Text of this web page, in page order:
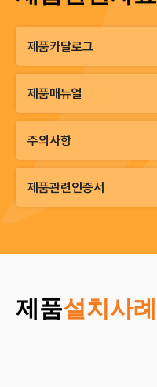
제품카달로그
제품매뉴얼
주의사항
제품관련인증서
제품설치사례